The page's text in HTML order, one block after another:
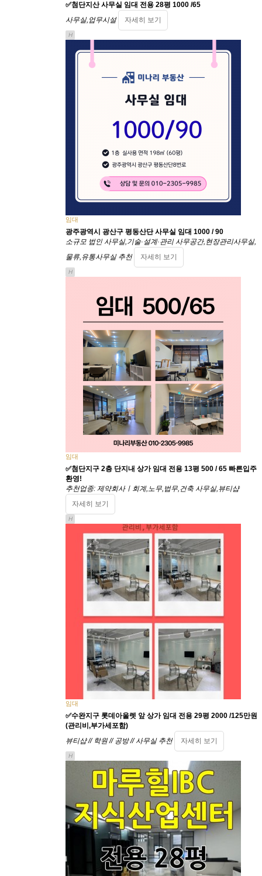
✅첨단지산 사무실 임대 전용 28평 1000 /65
사무실,업무시설
자세히 보기
H
임대
광주광역시 광산구 평동산단 사무실 임대 1000 / 90
소규모 법인 사무실,기술·설계·관리 사무공간,현장관리사무실,
물류,유통사무실 추천
자세히 보기
H
임대
✅첨단지구 2층 단지내 상가 임대 전용 13평 500 / 65 빠른입주
환영!
추천업종: 제약회사ㅣ회계,노무,법무,건축 사무실,뷰티샵
자세히 보기
H
임대
✅수완지구 롯데아울렛 앞 상가 임대 전용 29평 2000 /125만원
(관리비,부가세포함)
뷰티샵 // 학원 // 공방 // 사무실 추천
자세히 보기
H